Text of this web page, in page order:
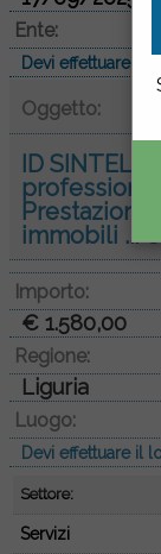
Ente:
Devi effettuare il
Oggetto:
ID SINTEL:
immobili ...
Importo:
€ 1.580,00
Regione:
Liguria
Luogo:
Devi effettuare il
Settore:
Servizi